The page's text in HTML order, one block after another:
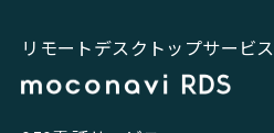
リモートデスクトップサービス